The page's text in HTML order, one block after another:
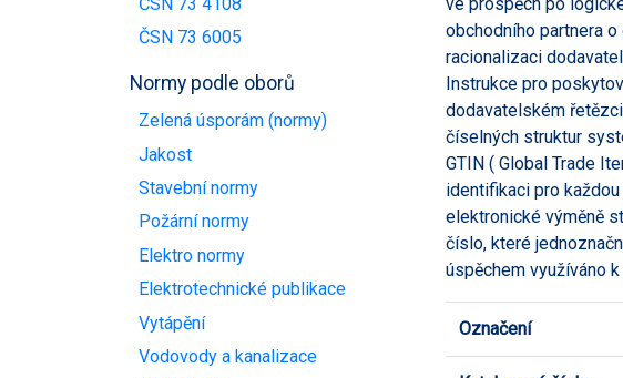
ČSN 73 6005
Normy podle oborů
Zelená úsporám (normy)
Jakost
Stavební normy
Požární normy
Elektro normy
Elektrotechnické publikace
Vytápění
Vodovody a kanalizace
obchodního partnera
racionalizaci
Instrukce pro
dodavatelském
číselných struktur
GTIN ( Global Trade
identifikaci pro
elektronické výměně
číslo, které
úspěchem využíváno
Označení